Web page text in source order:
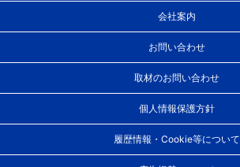
会社案内
お問い合わせ
取材のお問い合わせ
個人情報保護方針
履歴情報・Cookie等について